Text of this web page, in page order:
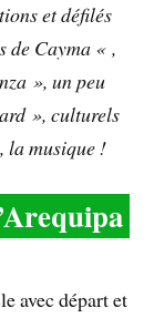
et défilés
de Cayma « ,
», un peu
», culturels
la musique !
avec départ et